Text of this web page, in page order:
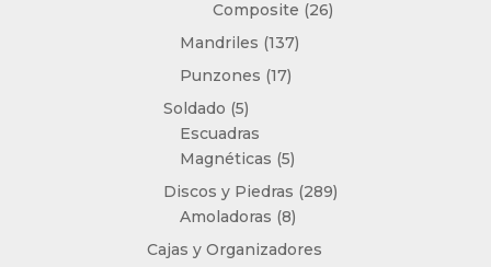
Composite
2626
Mandriles 137137
Punzones 1717
Soldado 55
productos
Escuadras
Magnéticas 55
productos
Discos y Piedras 289289
Amoladoras 88
Cajas y Organizadores